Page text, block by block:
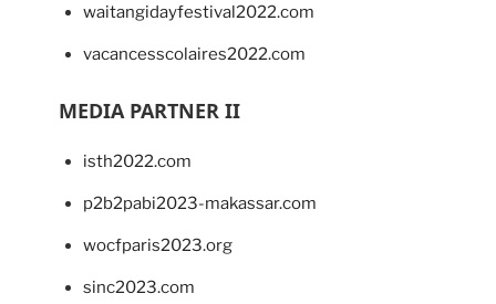
waitangidayfestival2022.com
vacancesscolaires2022.com
MEDIA PARTNER II
isth2022.com
p2b2pabi2023-makassar.com
wocfparis2023.org
sinc2023.com